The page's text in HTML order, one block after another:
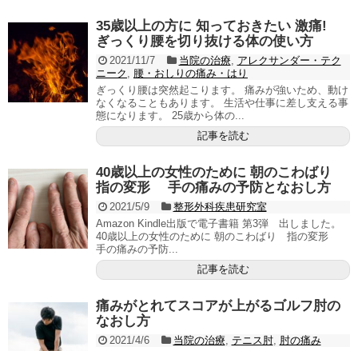
35歳以上の方に 知っておきたい 激痛!
ぎっくり腰を切り抜ける体の使い方
2021/11/7 当院の治療, アレクサンダー・テク
ニーク
腰・おしりの痛み・はり
ぎっくり腰は突然起こります。 痛みが強いため、動け
なくなることもあります。 生活や仕事に差し支える事
態になります。 25歳から体の...
記事を読む
40歳以上の女性のために 朝のこわばり
指の変形 手の痛みの予防となおし方
2021/5/9
整形外科疾患研究室
Amazon Kindle出版で電子書籍 第3弾 出しました。
40歳以上の女性のために 朝のこわばり 指の変形
手の痛みの予防...
記事を読む
痛みがとれてスコアが上がるゴルフ肘の
なおし方
2021/4/6 当院の治療, テニス肘,
肘の痛み